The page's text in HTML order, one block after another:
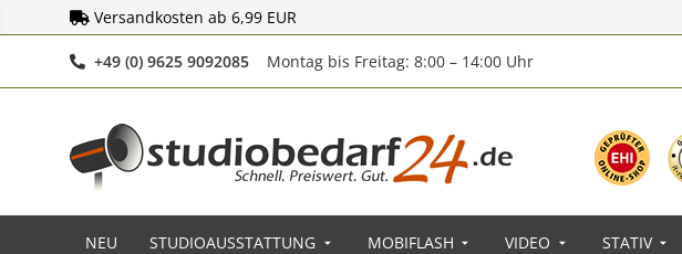
Versandkosten ab 6,99 EUR
+49 (0) 9625 9092085Telefonnummer
Montag bis Freitag: 8:00 – 14:00 Uhr
NEU STUDIOAUSSTATTUNG MOBIFLASH VIDEO STATIV